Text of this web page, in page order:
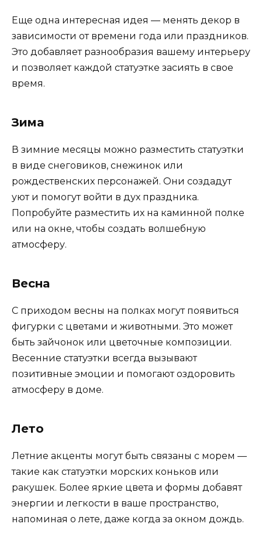
Еще одна интересная идея — менять декор в
зависимости от времени года или праздников.
Это добавляет разнообразия вашему интерьеру
и позволяет каждой статуэтке засиять в свое
время.
Зима
В зимние месяцы можно разместить статуэтки
в виде снеговиков, снежинок или
рождественских персонажей. Они создадут
уют и помогут войти в дух праздника.
Попробуйте разместить их на каминной полке
или на окне, чтобы создать волшебную
атмосферу.
Весна
С приходом весны на полках могут появиться
фигурки с цветами и животными. Это может
быть зайчонок или цветочные композиции.
Весенние статуэтки всегда вызывают
позитивные эмоции и помогают оздоровить
атмосферу в доме.
Лето
Летние акценты могут быть связаны с морем —
такие как статуэтки морских коньков или
ракушек. Более яркие цвета и формы добавят
энергии и легкости в ваше пространство,
напоминая о лете, даже когда за окном дождь.